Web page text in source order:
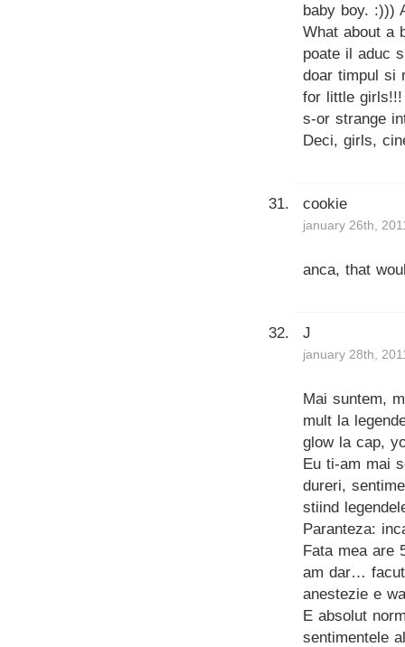
baby boy. :)))
What about a
poate il aduc
doar timpul si
for little
s-or strange
Deci, girls,
cookie
january 26th,
anca, that
J
january 28th,
Mai suntem,
mult la
glow la cap,
Eu ti-am mai
dureri,
stiind
Paranteza:
Fata mea are
am dar…
anestezie e
E absolut
sentimentele